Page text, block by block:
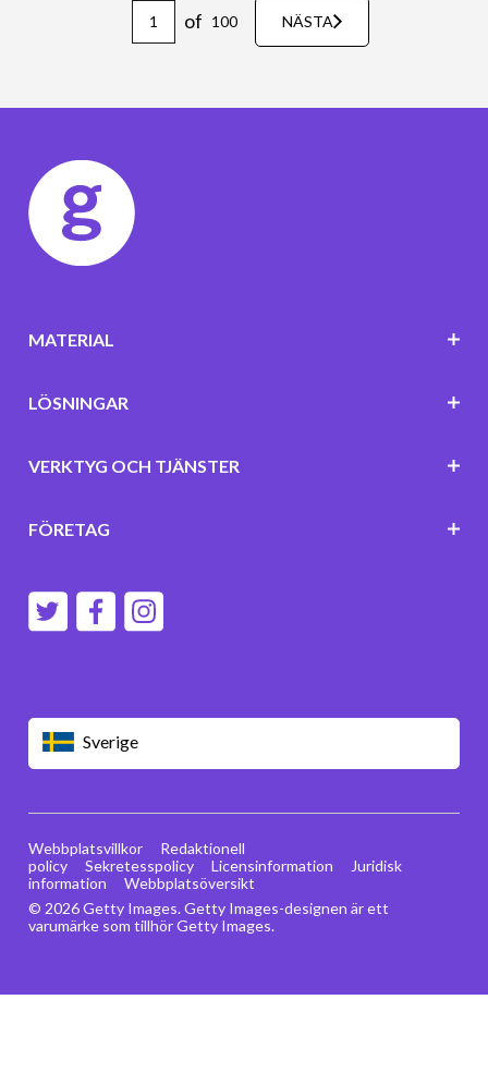
of 100 NÄSTA
Sverige
MATERIAL
LÖSNINGAR
VERKTYG OCH TJÄNSTER
FÖRETAG
© 2026 Getty Images. Getty Images-designen är ett
varumärke som tillhör Getty Images.
Webbplatsvillkor
Redaktionell
policy
Sekretesspolicy Licensinformation
Juridisk
information
Webbplatsöversikt